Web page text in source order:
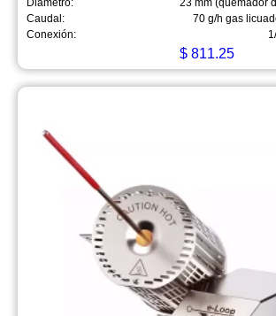
Diámetro:
23 mm (quemador
Caudal:
70 g/h gas
Conexión:
$ 811.25